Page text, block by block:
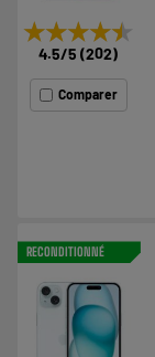
★★★★★
★★★★★
4.5/5 (202)
Comparer
RECONDITIONNÉ